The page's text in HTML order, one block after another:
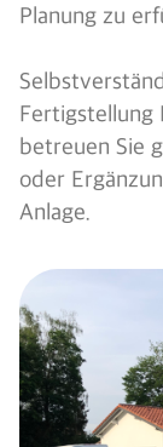
Planung zu
Fertigstellung
betreuen Sie
oder
Anlage.